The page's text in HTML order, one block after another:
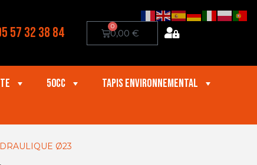
57 32 38 84 0,00 €
0
50cc
Tapis Environnemental
Ø23